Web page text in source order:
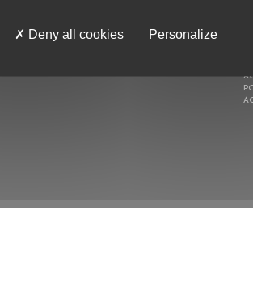
AU PROGRAMME
Deny all cookies Personalize